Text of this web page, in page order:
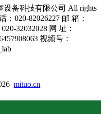
设备科技有限公司 All rights
：020-82026227 邮 箱：
32032028 网 址：
视频号：
mituo.cn